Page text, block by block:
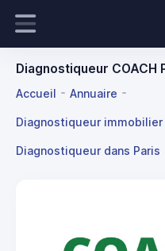
Diagnostiqueur COACH
Accueil Annuaire
Diagnostiqueur
Diagnostiqueur dans Paris